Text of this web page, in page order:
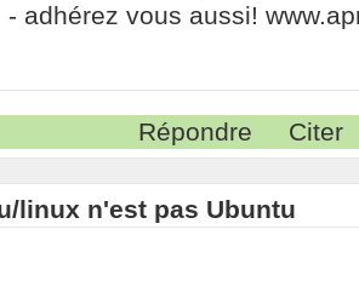
- adhérez vous aussi!
Répondre Citer
linux n'est pas Ubuntu